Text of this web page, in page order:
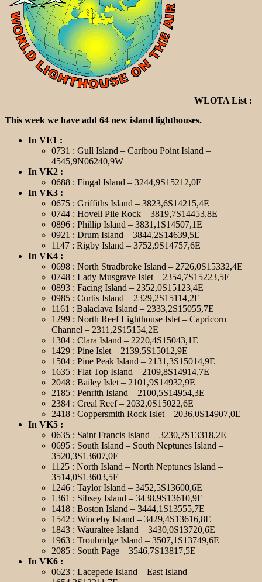
WLOTA List :
This week we have add 64 new island lighthouses.
In VE1 :
0731 : Gull Island – Caribou Point Island –
4545,9N06240,9W
In VK2 :
0688 : Fingal Island – 3244,9S15212,0E
In VK3 :
0675 : Griffiths Island – 3823,6S14215,4E
0744 : Hovell Pile Rock – 3819,7S14453,8E
0896 : Phillip Island – 3831,1S14507,1E
0921 : Drum Island – 3844,2S14639,5E
1147 : Rigby Island – 3752,9S14757,6E
In VK4 :
0698 : North Stradbroke Island – 2726,0S15332,4E
0748 : Lady Musgrave Islet – 2354,7S15223,5E
0893 : Facing Island – 2352,0S15123,4E
0985 : Curtis Island – 2329,2S15114,2E
1161 : Balaclava Island – 2333,2S15055,7E
1299 : North Reef Lighthouse Islet – Capricorn
Channel – 2311,2S15154,2E
1304 : Clara Island – 2220,4S15043,1E
1429 : Pine Islet – 2139,5S15012,9E
1504 : Pine Peak Island – 2131,3S15014,9E
1635 : Flat Top Island – 2109,8S14914,7E
2048 : Bailey Islet – 2101,9S14932,9E
2185 : Penrith Island – 2100,5S14954,3E
2384 : Creal Reef – 2032,0S15022,6E
2418 : Coppersmith Rock Islet – 2036,0S14907,0E
In VK5 :
0635 : Saint Francis Island – 3230,7S13318,2E
0695 : South Island – South Neptunes Island –
3520,3S13607,0E
1125 : North Island – North Neptunes Island –
3514,0S13603,5E
1246 : Taylor Island – 3452,5S13600,6E
1361 : Sibsey Island – 3438,9S13610,9E
1418 : Boston Island – 3444,1S13555,7E
1542 : Winceby Island – 3429,4S13616,8E
1843 : Wauraltee Island – 3430,0S13720,6E
1963 : Troubridge Island – 3507,1S13749,6E
2085 : South Page – 3546,7S13817,5E
In VK6 :
0623 : Lacepede Island – East Island –